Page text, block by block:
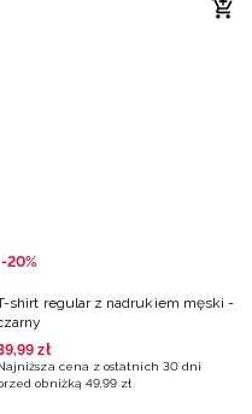
-20%
shirt regular z nadrukiem męski -
,99 zł
cena z ostatnich 30 dni
obniżką 49,99 zł